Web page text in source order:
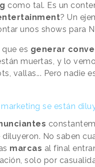
como tal. Es un
? Un
unos shows para
es generar
muertas, y lo
vallas... Pero nadie
se están
No saben
marcas al final
solo por